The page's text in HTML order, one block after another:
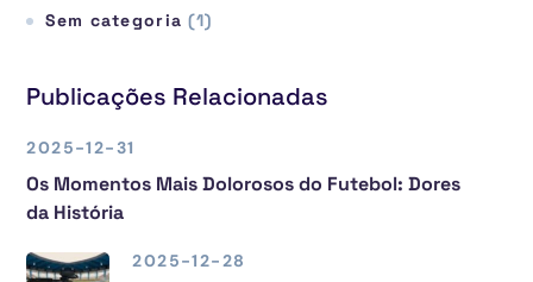
Sem categoria (1)
Publicações Relacionadas
2025-12-31
Os Momentos Mais Dolorosos do Futebol: Dores
da História
2025-12-28